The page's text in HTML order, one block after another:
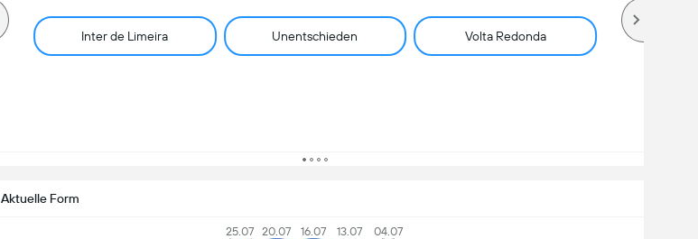
Inter de Limeira Unentschieden Volta Redonda
Aktuelle Form
25.07 20.07 16.07 13.07 04.07